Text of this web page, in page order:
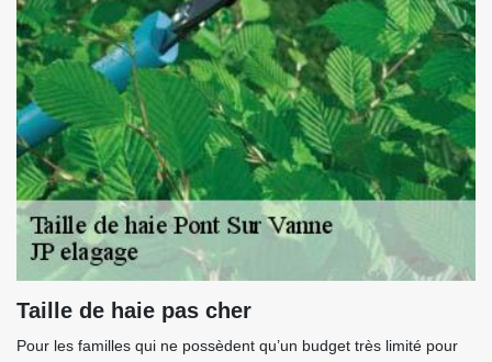
Taille de haie pas cher
Pour les familles qui ne possèdent qu’un budget très limité pour